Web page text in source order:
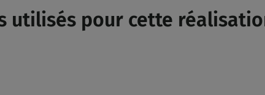
utilisés pour cette